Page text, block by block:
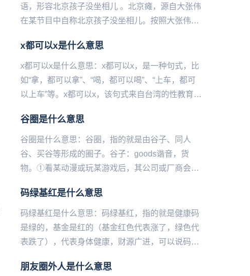
语，形容北京孩子没坐相儿 。北京瘫，源自大张伟
在某节目中自称北京孩子没坐相儿。按照大张伟说
瘫”，分别是...
x都可以x是什么意思
x都可以x是什么意思：x都可以x，是一种句式，比
如“拿，都可以拿”、“喝，都可以喝”、“上车，都可
以上车”等。x都可以x，该句式来自台湾的性教育影
（性侵者）...
谷圈是什么意思
谷圈是什么意思：谷圈，指的就是由谷子、同人
谷、买谷等形成的圈子。谷‌‌‌‌‌‌‌‌‌子：goods谐音，货
物。①看某动漫或玩某游戏后，其公司或厂商会发
子）。...
码绿基红是什么意思
码绿基红是什么意思：码绿基红，指的就是健康码
是绿的，基金是红的（基金红色代表涨了，绿色代
表跌了），代表身体健康，财源广进，可以说码绿
了。...
朋友圈外人是什么意思